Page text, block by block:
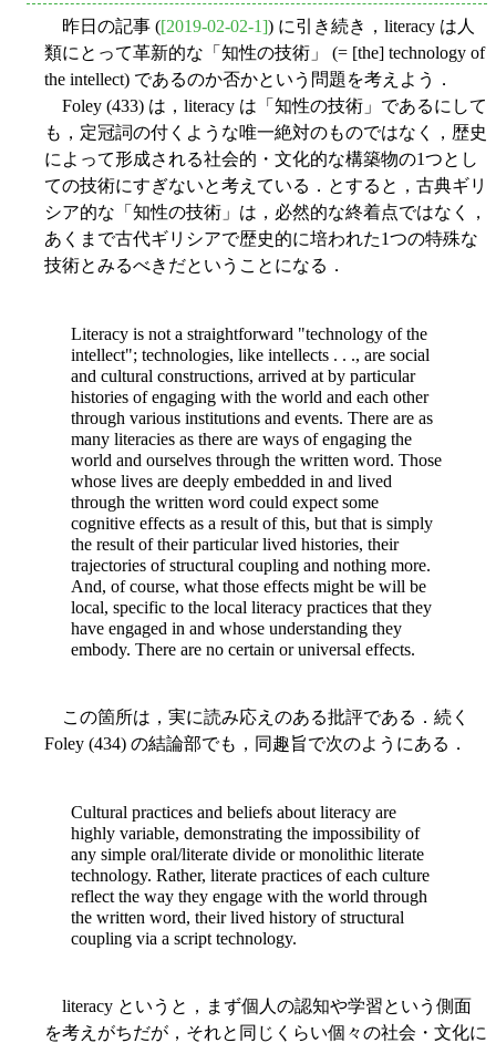
昨日の記事 ([2019-02-02-1]) に引き続き，literacy は人
類にとって革新的な「知性の技術」 (= [the] technology of
the intellect) であるのか否かという問題を考えよう．
Foley (433) は，literacy は「知性の技術」であるにして
も，定冠詞の付くような唯一絶対のものではなく，歴史
によって形成される社会的・文化的な構築物の1つとし
ての技術にすぎないと考えている．とすると，古典ギリ
シア的な「知性の技術」は，必然的な終着点ではなく，
あくまで古代ギリシアで歴史的に培われた1つの特殊な
技術とみるべきだということになる．
Literacy is not a straightforward "technology of the
intellect"; technologies, like intellects . . ., are social
and cultural constructions, arrived at by particular
histories of engaging with the world and each other
through various institutions and events. There are as
many literacies as there are ways of engaging the
world and ourselves through the written word. Those
whose lives are deeply embedded in and lived
through the written word could expect some
cognitive effects as a result of this, but that is simply
the result of their particular lived histories, their
trajectories of structural coupling and nothing more.
And, of course, what those effects might be will be
local, specific to the local literacy practices that they
have engaged in and whose understanding they
embody. There are no certain or universal effects.
この箇所は，実に読み応えのある批評である．続く
Foley (434) の結論部でも，同趣旨で次のようにある．
Cultural practices and beliefs about literacy are
highly variable, demonstrating the impossibility of
any simple oral/literate divide or monolithic literate
technology. Rather, literate practices of each culture
reflect the way they engage with the world through
the written word, their lived history of structural
coupling via a script technology.
literacy というと，まず個人の認知や学習という側面
を考えがちだが，それと同じくらい個々の社会・文化に